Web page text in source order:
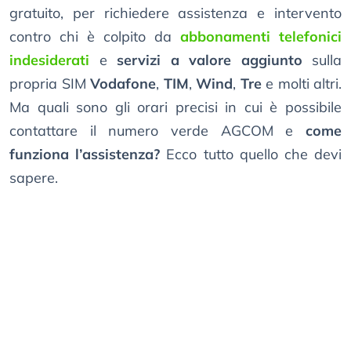
gratuito, per richiedere assistenza e intervento
contro chi è colpito da abbonamenti telefonici
indesiderati e servizi a valore aggiunto sulla
propria SIM Vodafone, TIM, Wind, Tree molti altri.
Ma quali sono gli orari precisi in cui è possibile
contattare il numero verde AGCOM e come
funziona l’assistenza? Ecco tutto quello che devi
sapere.